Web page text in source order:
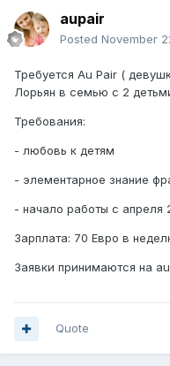
aupair
Posted November
Требуется Au Pair (
Лорьян в семью с 2
Требования:
- любовь к детям
- элементарное знание
- начало работы с апреля
Зарплата: 70 Евро в
Заявки принимаются на
Quote